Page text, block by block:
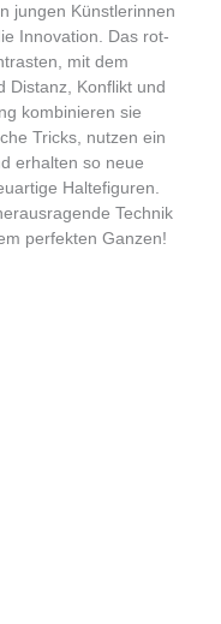
jungen Künstlerinnen
Innovation. Das rot-
mit dem
Distanz, Konflikt und
kombinieren sie
Tricks, nutzen ein
erhalten so neue
Haltefiguren.
Technik
perfekten Ganzen!